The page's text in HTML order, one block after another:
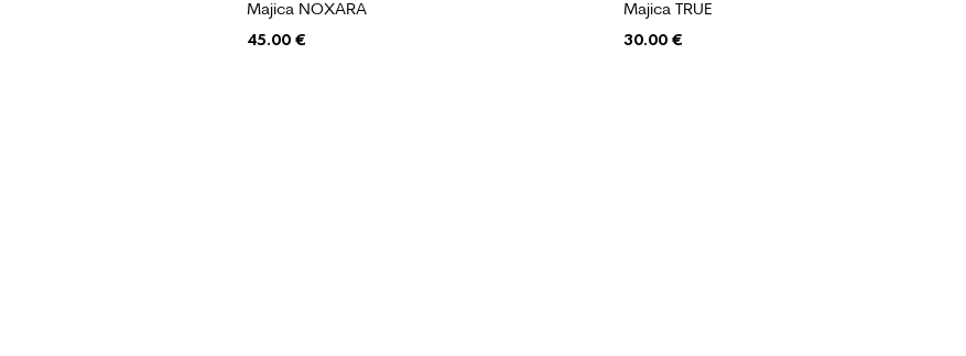
Majica NOXARA
45.00€
Majica TRUE
30.00 €